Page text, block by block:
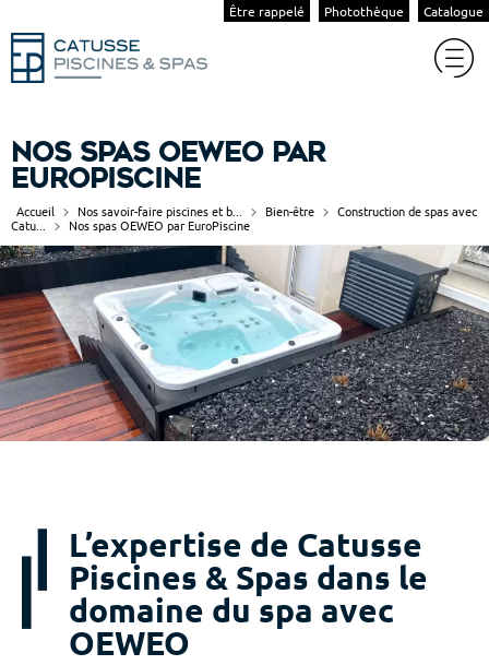
Être rappelé Photothèque Catalogue
Nos spas OEWEO par
EuroPiscine
Accueil Nos savoir-faire piscines et b... Bien-être
Construction de spas avec
Catu...
Nos spas OEWEO par EuroPiscine
L’expertise de Catusse
Piscines & Spas dans le
domaine du spa avec
OEWEO